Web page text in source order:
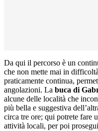
Da qui il percorso è un
che non mette mai in
praticamente continua,
angolazioni. La buca di
alcune delle località che
più bella e suggestiva
circa tre ore; qui potrete fare
attività locali, per poi